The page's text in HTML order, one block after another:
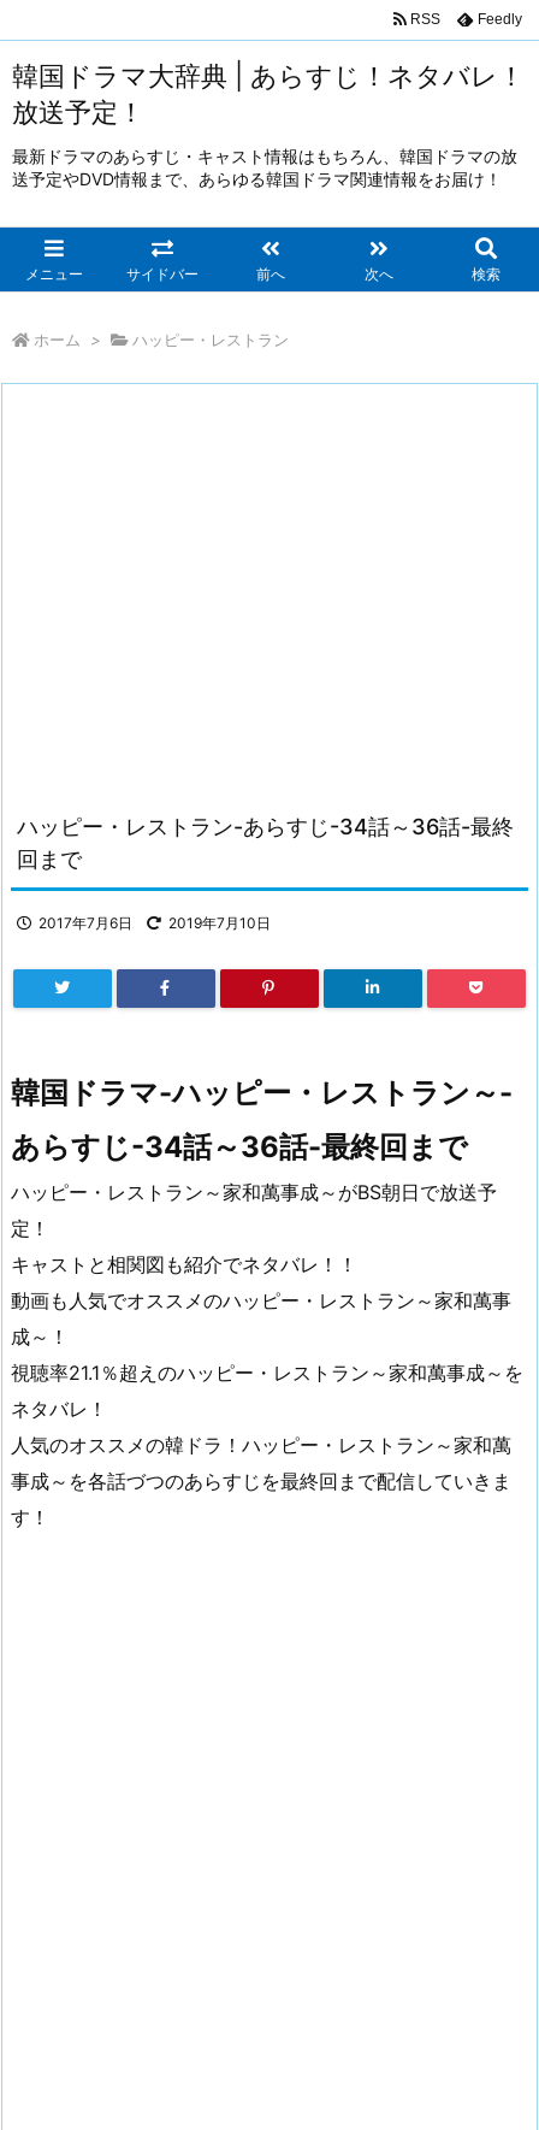
韓国ドラマ大辞典 | あらすじ！ネタバレ！
放送予定！
最新ドラマのあらすじ・キャスト情報はもちろん、韓国ドラマの放
送予定やDVD情報まで、あらゆる韓国ドラマ関連情報をお届け！
メニュー サイドバー 前へ 次へ 検索
RSS Feedly
ホーム > ハッピー・レストラン
ハッピー・レストラン-あらすじ-34話～36話-最終
回まで
2017年7月6日 2019年7月10日
韓国ドラマ-ハッピー・レストラン～-
あらすじ-34話～36話-最終回まで
ハッピー・レストラン～家和萬事成～がBS朝日で放送予
定！
キャストと相関図も紹介でネタバレ！！
動画も人気でオススメのハッピー・レストラン～家和萬事
成～！
視聴率21.1％超えのハッピー・レストラン～家和萬事成～を
ネタバレ！
人気のオススメの韓ドラ！ハッピー・レストラン～家和萬
事成～を各話づつのあらすじを最終回まで配信していきま
す！